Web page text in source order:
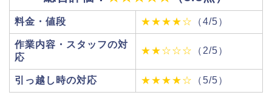
料金・値段 ★★★★☆ （4/5）
作業内容・スタッフの対
応
★★☆☆☆ （2/5）
引っ越し時の対応 ★★★★☆ （5/5）